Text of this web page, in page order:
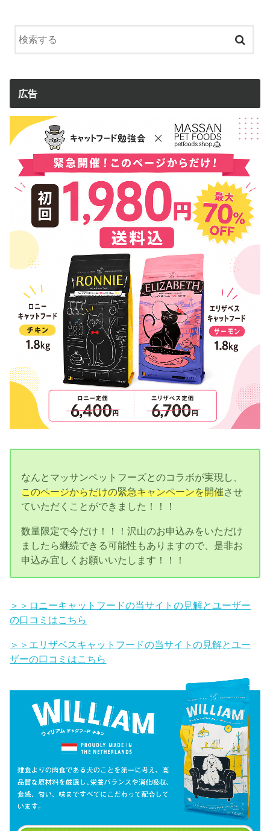
広告
なんとマッサンペットフーズとのコラボが実現し、
このページからだけの緊急キャンペーンを開催させ
ていただくことができました！！！
数量限定で今だけ！！！沢山のお申込みをいただけ
ましたら継続できる可能性もありますので、是非お
申込み宜しくお願いいたします！！！
＞＞ロニーキャットフードの当サイトの見解とユーザー
の口コミはこちら
＞＞エリザベスキャットフードの当サイトの見解とユー
ザーの口コミはこちら